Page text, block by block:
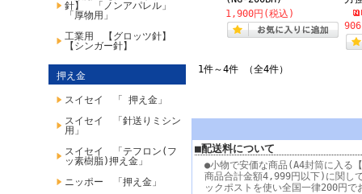
針】 「ノンアパレル」
「厚物用」
工業用 【グロッツ針】
【シンガー針】
押え金
スイセイ 「 押え金」
スイセイ 「針送りミシン
用」
スイセイ 「テフロン(フ
ッ素樹脂)押え金」
ニッポー 「押え金」
1,900円(税込)
1件～4件 （全4件）
■配送料について
●小物で安価な商品(A4封筒に入る
商品合計金額4,999円以下)に関し
ックポストを使い全国一律200円で